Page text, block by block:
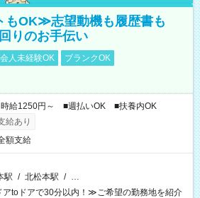
OK≫志望動機も履歴書も
りのお手伝い
人未経験OK
ブランクOK
時給1250円～ ■週払いOK ■扶養内OK
給あり
額支給
駅 / 北松本駅 / …
toドアで30分以内！≫ご希望の勤務地を紹介